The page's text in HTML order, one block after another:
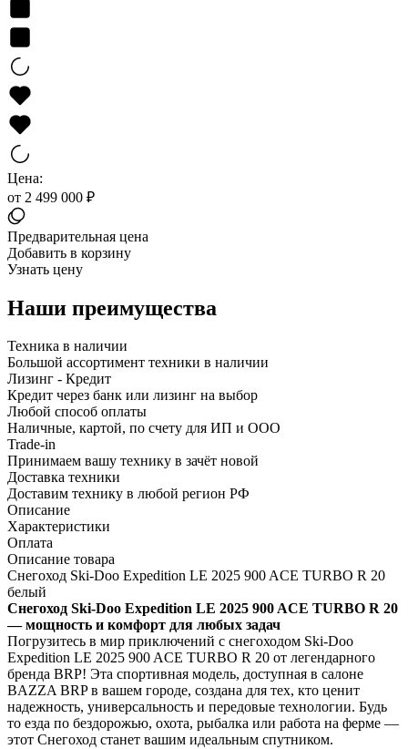
Цена:
от 2 499 000 ₽
Предварительная цена
Добавить в корзину
Узнать цену
Наши преимущества
Техника в наличии
Большой ассортимент техники в наличии
Лизинг - Кредит
Кредит через банк или лизинг на выбор
Любой способ оплаты
Наличные, картой, по счету для ИП и ООО
Trade-in
Принимаем вашу технику в зачёт новой
Доставка техники
Доставим технику в любой регион РФ
Описание
Характеристики
Оплата
Описание товара
Снегоход Ski-Doo Expedition LE 2025 900 ACE TURBO R 20
белый
Снегоход Ski-Doo Expedition LE 2025 900 ACE TURBO R 20
— мощность и комфорт для любых задач
Погрузитесь в мир приключений с снегоходом Ski-Doo
Expedition LE 2025 900 ACE TURBO R 20 от легендарного
бренда BRP! Эта спортивная модель, доступная в салоне
BAZZA BRP в вашем городе, создана для тех, кто ценит
надежность, универсальность и передовые технологии. Будь
то езда по бездорожью, охота, рыбалка или работа на ферме —
этот Снегоход станет вашим идеальным спутником.